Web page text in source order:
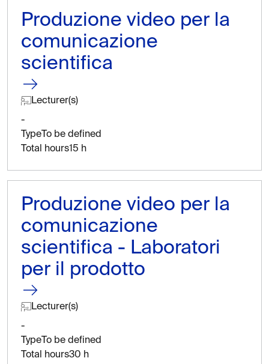
Produzione video per la
comunicazione
scientifica
Lecturer(s)
-
TypeTo be defined
Total hours15 h
Produzione video per la
comunicazione
scientifica - Laboratori
per il prodotto
Lecturer(s)
-
Type To be defined
Total hours30 h